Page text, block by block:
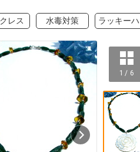
レス 水毒対策 ラッキー
1 / 6